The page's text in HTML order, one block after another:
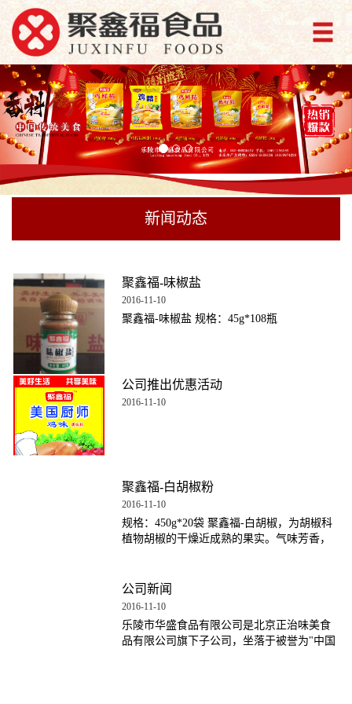
新闻动态
聚鑫福-味椒盐
2016-11-10
聚鑫福-味椒盐 规格：45g*108瓶
公司推出优惠活动
2016-11-10
聚鑫福-白胡椒粉
2016-11-10
规格：450g*20袋 聚鑫福-白胡椒，为胡椒科
植物胡椒的干燥近成熟的果实。气味芳香，
滑，顶端与基部间有多数浅色线状条纹。其
药用价值比黑胡椒稍高一些。
公司新闻
2016-11-10
乐陵市华盛食品有限公司是北京正治味美食
品有限公司旗下子公司，坐落于被誉为"中国